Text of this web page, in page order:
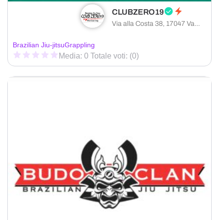
CLUBZERO19
Via alla Costa 38, 17047 Vado Ligure provincia di Savona, Italia
Brazilian Jiu-jitsuGrappling
Media: 0 Totale voti: (0)